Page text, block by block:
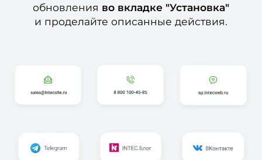
обновления во вкладке "Установка"
и проделайте описанные действия.